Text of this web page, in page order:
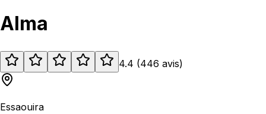
Alma
4.4 (446 avis)
Essaouira